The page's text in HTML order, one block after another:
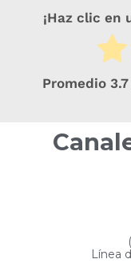
¡Haz clic en
Promedio 3.7
Línea